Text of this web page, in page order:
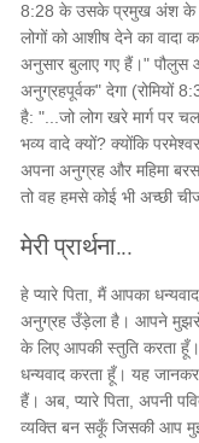
8:28 के उसके प्रमुख अंश के
लोगों को आशीष देने का
अनुसार बुलाए गए हैं।"
अनुग्रहपूर्वक" देगा
है: "...जो लोग खरे मार्ग पर
भव्य वादे क्यों? क्योंकि
अपना अनुग्रह और महिमा
तो वह हमसे कोई भी अच्छी
मेरी प्रार्थना...
हे प्यारे पिता, मैं आपका
अनुग्रह उँड़ेला है। आपने मुझसे
के लिए आपकी स्तुति करता
धन्यवाद करता हूँ। यह
हैं। अब, प्यारे पिता, अपनी
व्यक्ति बन सकूँ जिसकी आप